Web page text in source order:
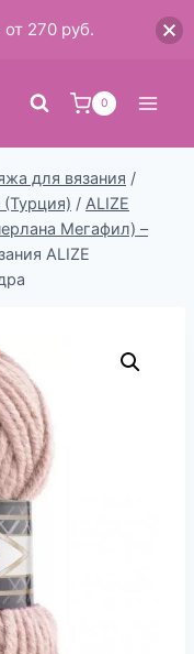
0
для вязания /
/ ALIZE
Мегафил) –
ALIZE
270 руб.